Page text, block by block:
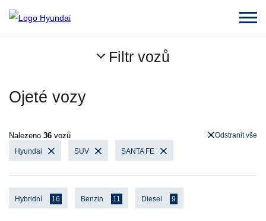
Filtr vozů
Ojeté vozy
Nalezeno 36 vozů
Hyundai SUV SANTA FE
Odstranit vše
Hybridní 16 Benzin 11 Diesel 9